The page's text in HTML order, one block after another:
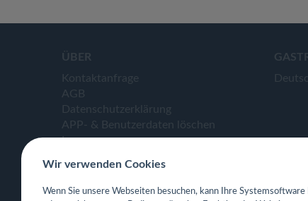
ÜBER
Kontaktanfrage
AGB
Datenschutzerklärung
APP- & Benutzerdaten löschen
Impressum
Wir verwenden Cookies
Wenn Sie unsere Webseiten besuchen, kann Ihre